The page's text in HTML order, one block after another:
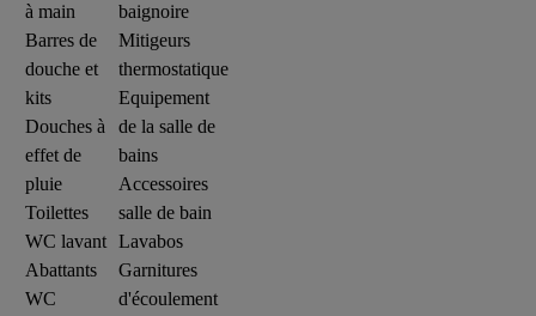
à main
Barres de
douche et
kits
Douches à
effet de
pluie
Toilettes
WC lavant
Abattants
WC
baignoire
Mitigeurs
thermostatique
Equipement
de la salle de
bains
Accessoires
salle de bain
Lavabos
Garnitures
d'écoulement